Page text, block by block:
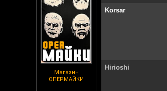
Магазин
ОПЕРМАЙКИ
Korsar
Hirioshi